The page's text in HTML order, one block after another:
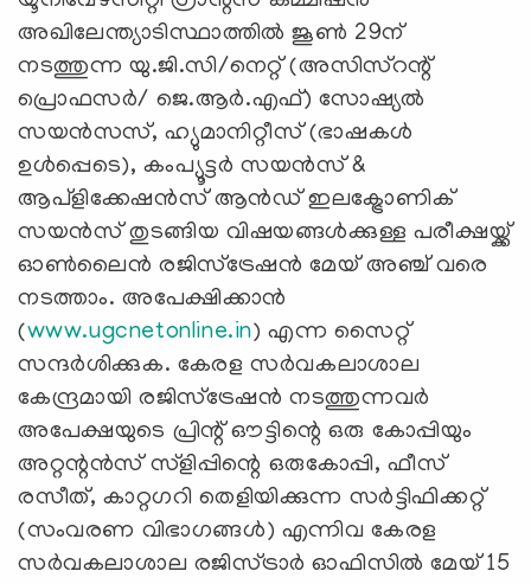
അഖിലേന്ത്യാടിസ്ഥാത്തില്‍ ജൂണ്‍ 29ന്
നടത്തുന്ന യു.ജി.സി/നെറ്റ് (അസിസ്റന്റ്
പ്രൊഫസര്‍/ ജെ.ആര്‍.എഫ്) സോഷ്യല്‍
സയന്‍സസ്, ഹ്യുമാനിറ്റീസ് (ഭാഷകള്‍
ഉള്‍പ്പെടെ), കംപ്യൂട്ടര്‍ സയന്‍സ് &
ആപ്ളിക്കേഷന്‍സ് ആന്‍ഡ് ഇലക്ട്രോണിക്
സയന്‍സ് തുടങ്ങിയ വിഷയങ്ങള്‍ക്കുള്ള പരീക്ഷയ്ക്ക്
ഓണ്‍ലൈന്‍ രജിസ്ട്രേഷന്‍ മേയ് അഞ്ച് വരെ
നടത്താം. അപേക്ഷിക്കാന്‍
(www.ugcnetonline.in) എന്ന സൈറ്റ്
സന്ദര്‍ശിക്കുക. കേരള സര്‍വകലാശാല
കേന്ദ്രമായി രജിസ്ട്രേഷന്‍ നടത്തുന്നവര്‍
അപേക്ഷയുടെ പ്രിന്റ് ഔട്ടിന്റെ ഒരു കോപ്പിയും
അറ്റന്റന്‍സ് സ്ളിപ്പിന്റെ ഒരുകോപ്പി, ഫീസ്
രസീത്, കാറ്റഗറി തെളിയിക്കുന്ന സര്‍ട്ടിഫിക്കറ്റ്
(സംവരണ വിഭാഗങ്ങള്‍) എന്നിവ കേരള
സര്‍വകലാശാല രജിസ്ട്രാര്‍ ഓഫിസില്‍ മേയ് 15